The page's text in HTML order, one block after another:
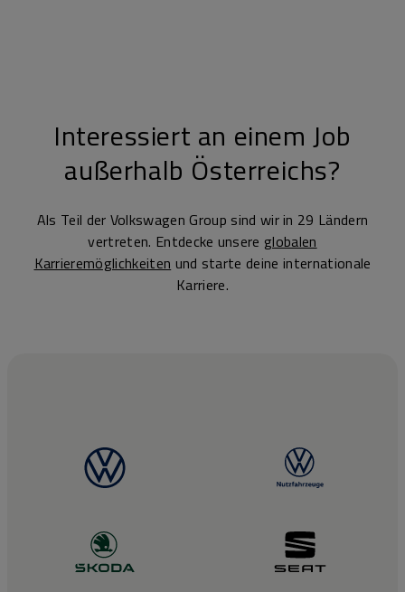
Interessiert an einem Job
außerhalb Österreichs?
Als Teil der Volkswagen Group sind wir in 29 Ländern
vertreten. Entdecke unsere globalen
Karrieremöglichkeiten und starte deine internationale
Karriere.